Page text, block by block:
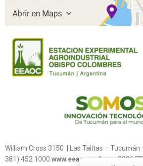
William Cross 3150 | Las Talitas – Tucumán
381) 452 1000 www.eeaoc.gob.ar2026